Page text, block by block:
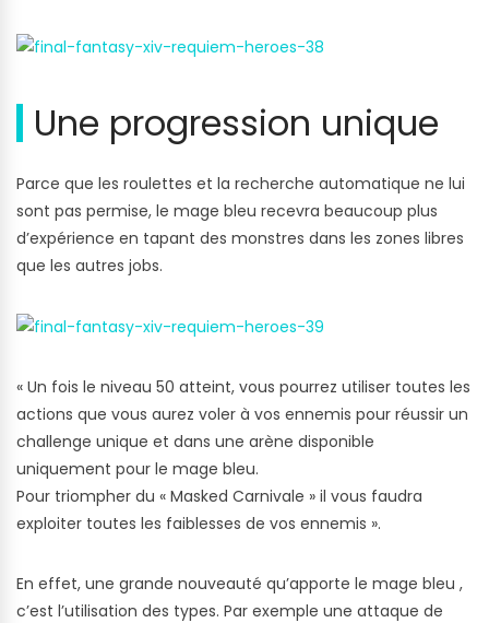
Une progression unique
Parce que les roulettes et la recherche automatique ne lui
sont pas permise, le mage bleu recevra beaucoup plus
d’expérience en tapant des monstres dans les zones libres
que les autres jobs.
« Un fois le niveau 50 atteint, vous pourrez utiliser toutes les
actions que vous aurez voler à vos ennemis pour réussir un
challenge unique et dans une arène disponible
uniquement pour le mage bleu.
Pour triompher du « Masked Carnivale » il vous faudra
exploiter toutes les faiblesses de vos ennemis ».
En effet, une grande nouveauté qu’apporte le mage bleu ,
c’est l’utilisation des types. Par exemple une attaque de